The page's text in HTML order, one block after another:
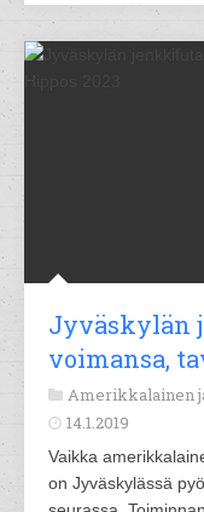
Jyväskylän
voimansa,
Amerikkalainen
14.1.2019
Vaikka
on Jyväskylässä